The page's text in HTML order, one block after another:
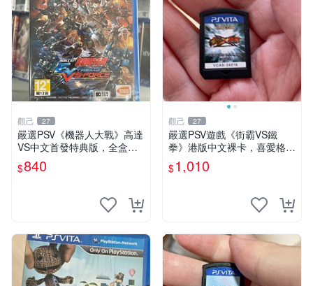
觀己 27
嚴選PSV《機器人大戰》高達
VS中文首發特典版，全盒未
開封收藏佳品 電腦遊戲 現代
電玩 PSP 游戲機
$840
觀己 27
嚴選PSV遊戲《街霸VS鐵
拳》港版中文裸卡，喜愛格鬥
遊戲收藏推薦，全新未拆封嚴
密封存。格鬥迷必備佳作。
$1,010